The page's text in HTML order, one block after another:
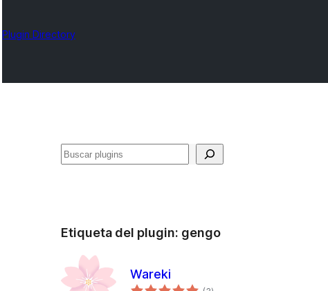
Plugin Directory
Buscar
Etiqueta del plugin: gengo
Wareki
total